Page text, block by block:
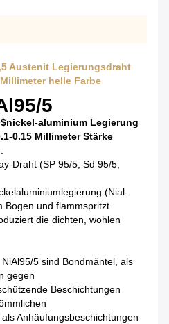
Austenit Legierungsdraht
helle Farbe
5
aluminium Legierung
0.15 Millimeter Stärke
Draht (SP 95/5, Sd 95/5,
(Nial-
Bogen und flammspritzt
die dichten, wohlen
5 sind Bondmäntel, als
gegen
Beschichtungen
Anhäufungsbeschichtungen